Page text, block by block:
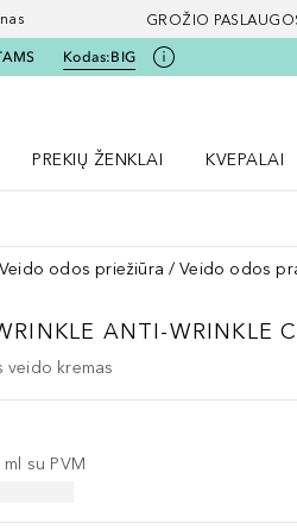
GROŽIO
Kodas:BIG
pagrindinį puslapį
PREKIŲ ŽENKLAI
KVEPALAI
Veido odos priežiūra Veido odos
ANTI-WRINKLE
veido kremas
ml su PVM